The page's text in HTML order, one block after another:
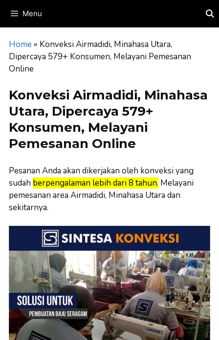
content
Menu
Home » Konveksi Airmadidi, Minahasa Utara,
Dipercaya 579+ Konsumen, Melayani Pemesanan
Online
Konveksi Airmadidi, Minahasa
Utara, Dipercaya 579+
Konsumen, Melayani
Pemesanan Online
Pesanan Anda akan dikerjakan oleh konveksi yang
sudah berpengalaman lebih dari 8 tahun. Melayani
pemesanan area Airmadidi, Minahasa Utara dan
sekitarnya.